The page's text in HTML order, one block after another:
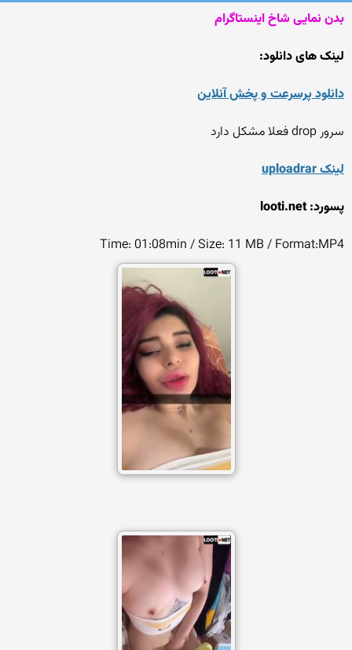
بدن نمایی شاخ اینستاگرام
لینک های دانلود:
دانلود پرسرعت و پخش آنلاین
سرور drop فعلا مشکل دارد
لینک uploadrar
پسورد: looti.net
Time: 01:08min / Size: 11 MB / Format:MP4